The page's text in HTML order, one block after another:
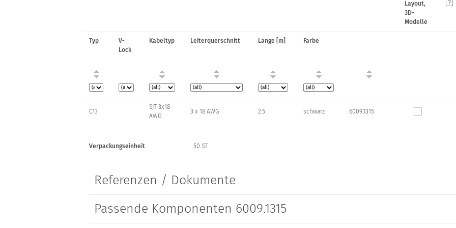
Layout,
3D-
Modelle
Typ
V-
Lock
Kabeltyp Leiterquerschnitt Länge [m] Farbe
C13
SJT 3x18
AWG
3 x 18 AWG 2.5 schwarz 6009.1315
Verpackungseinheit 50 ST
Referenzen / Dokumente
Passende Komponenten 6009.1315